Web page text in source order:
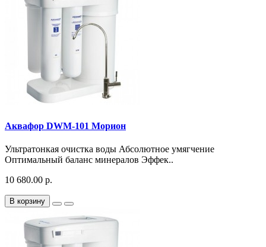
Аквафор DWM-101 Морион
Ультратонкая очистка воды Абсолютное умягчение
Оптимальный баланс минералов Эффек..
10 680.00 р.
В корзину